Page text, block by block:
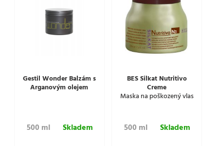
Gestil Wonder Balzám s
Arganovým olejem
500 ml Skladem
BES Silkat Nutritivo
Creme
Maska na poškozený vlas
500 ml Skladem